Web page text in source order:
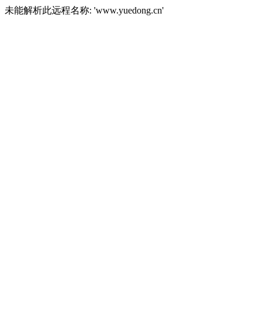
未能解析此远程名称: 'www.yuedong.cn'